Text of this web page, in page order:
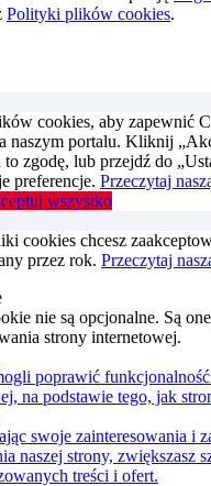
Polityki plików cookies.
cookies, aby zapewnić
naszym portalu. Kliknij
to zgodę, lub przejdź do
preferencje. Przeczytaj
wszystko
cookies chcesz
przez rok. Przeczytaj
nie są opcjonalne. Są
strony internetowej.
poprawić
na podstawie tego, jak
swoje zainteresowania i
naszej strony, zwiększasz
treści i ofert.